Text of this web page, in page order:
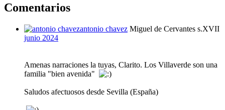
Comentarios
antonio chavez Miguel de Cervantes s.XVII
junio 2024
Amenas narraciones la tuyas, Clarito. Los Villaverde son una
familia "bien avenida"
Saludos afectuosos desde Sevilla (España)